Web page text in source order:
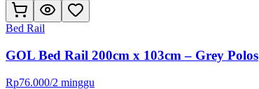
Bed Rail
GOL Bed Rail 200cm x 103cm – Grey Polos
Rp76.000/2 minggu